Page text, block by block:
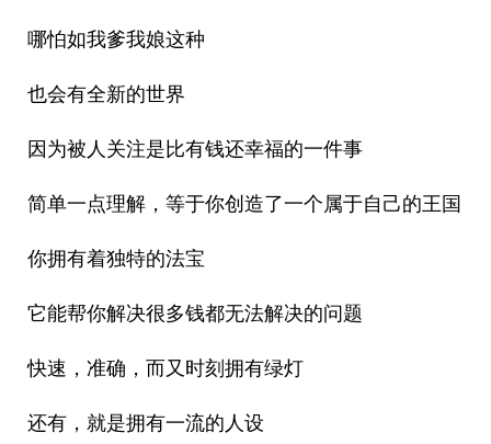
哪怕如我爹我娘这种
也会有全新的世界
因为被人关注是比有钱还幸福的一件事
简单一点理解，等于你创造了一个属于自己的王国
你拥有着独特的法宝
它能帮你解决很多钱都无法解决的问题
快速，准确，而又时刻拥有绿灯
还有，就是拥有一流的人设